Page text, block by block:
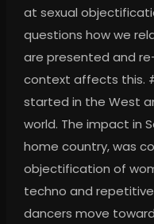
at sexual
questions how we
are presented and
context affects this.
started in the West
world. The impact in
home country, was
objectification of
techno and
dancers move